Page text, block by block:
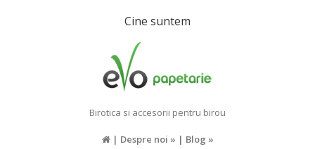
Cine suntem
Birotica si accesorii pentru birou
| Despre noi » | Blog »